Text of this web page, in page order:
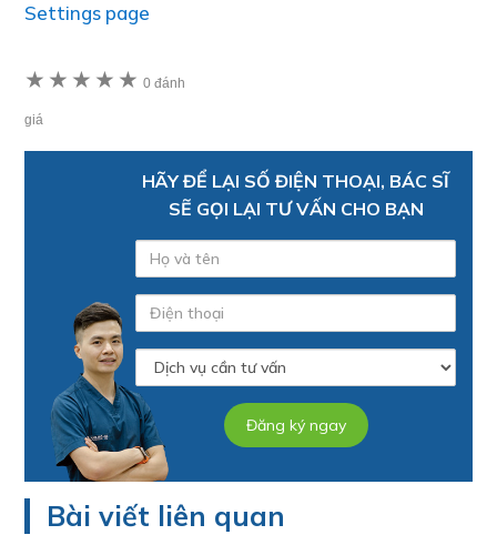
Settings page
★ ★ ★ ★ ★ 0 đánh
giá
HÃY ĐỂ LẠI SỐ ĐIỆN THOẠI, BÁC SĨ
SẼ GỌI LẠI TƯ VẤN CHO BẠN
Bài viết liên quan